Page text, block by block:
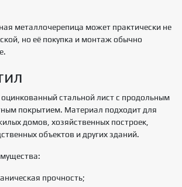
металлочерепица может практически не
но её покупка и монтаж обычно
стальной лист с продольным
покрытием. Материал подходит для
домов, хозяйственных построек,
объектов и других зданий.
прочность;